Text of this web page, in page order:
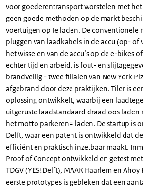
voor goederentransport worstelen met
geen goede methoden op de markt
voertuigen op te laden. De conventionele
pluggen van laadkabels in de accu (op- of
het wisselen van de accu’s op de e-bikes
echter tijd en arbeid, is fout- en
brandveilig - twee filialen van New York
afgebrand door deze praktijken. Tiler is
oplossing ontwikkelt, waarbij een
uitgeruste laadstandaard draadloos
het motto parkeren= laden. De startup is
Delft, waar een patent is ontwikkeld dat
efficiënt en praktisch inzetbaar maakt.
Proof of Concept ontwikkeld en getest met
TDGV (YES!Delft), MAAK Haarlem en
eerste prototypes is gebleken dat een